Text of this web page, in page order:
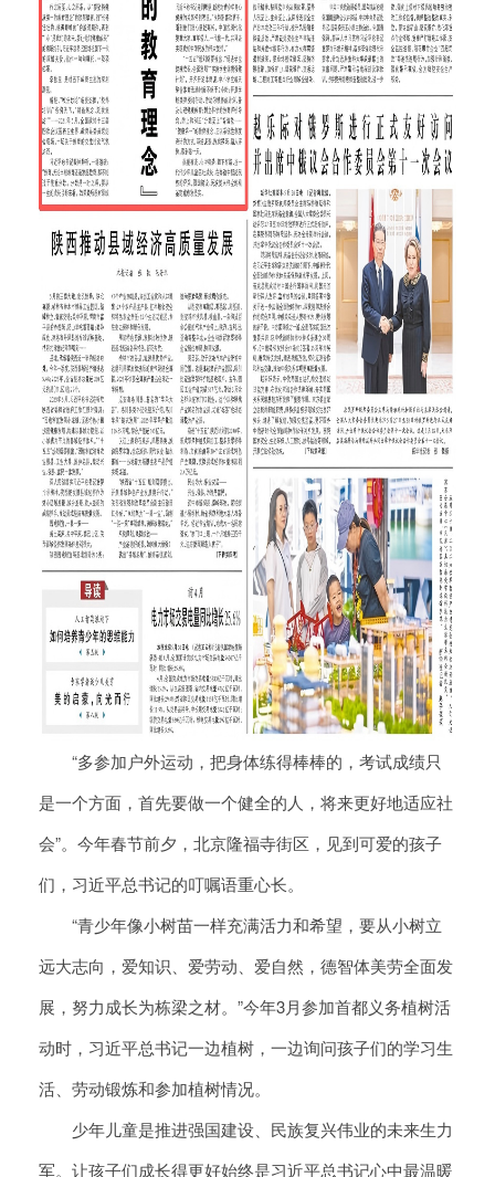
“多参加户外运动，把身体练得棒棒的，考试成绩只
是一个方面，首先要做一个健全的人，将来更好地适应社
会”。今年春节前夕，北京隆福寺街区，见到可爱的孩子
们，习近平总书记的叮嘱语重心长。
“青少年像小树苗一样充满活力和希望，要从小树立
远大志向，爱知识、爱劳动、爱自然，德智体美劳全面发
展，努力成长为栋梁之材。”今年3月参加首都义务植树活
动时，习近平总书记一边植树，一边询问孩子们的学习生
活、劳动锻炼和参加植树情况。
少年儿童是推进强国建设、民族复兴伟业的未来生力
军。让孩子们成长得更好始终是习近平总书记心中最温暖